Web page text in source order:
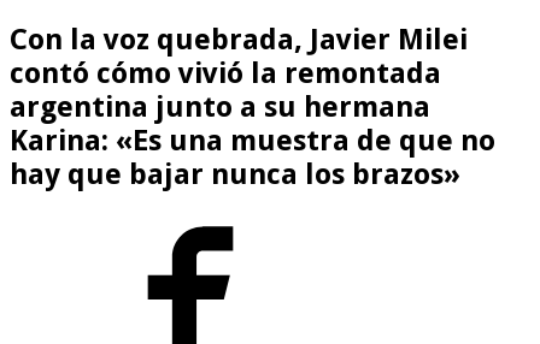
Con la voz quebrada, Javier Milei
contó cómo vivió la remontada
argentina junto a su hermana
Karina: «Es una muestra de que no
hay que bajar nunca los brazos»